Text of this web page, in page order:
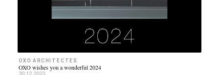
OXO ARCHITECTES
OXO wishes you a wonderful 2024
30.12.2023